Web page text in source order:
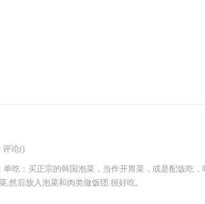
评论()
吃：买正宗的韩国泡菜，当作开胃菜，或是配饭吃，
,然后放入泡菜和肉类做饭团.很好吃。